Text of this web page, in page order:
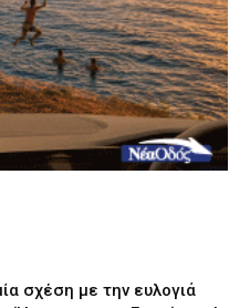
σχέση με την ευλογιά